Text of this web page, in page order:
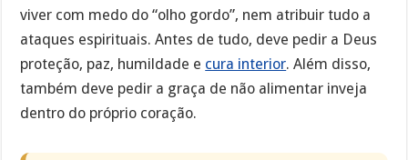
viver com medo do “olho gordo”, nem atribuir tudo a
ataques espirituais. Antes de tudo, deve pedir a Deus
proteção, paz, humildade e cura interior. Além disso,
também deve pedir a graça de não alimentar inveja
dentro do próprio coração.